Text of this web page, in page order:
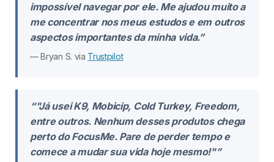
impossível navegar por ele. Me ajudou muito a
me concentrar nos meus estudos e em outros
aspectos importantes da minha vida.”
— Bryan S. via Trustpilot
“"Já usei K9, Mobicip, Cold Turkey, Freedom,
entre outros. Nenhum desses produtos chega
perto do FocusMe. Pare de perder tempo e
comece a mudar sua vida hoje mesmo!"”